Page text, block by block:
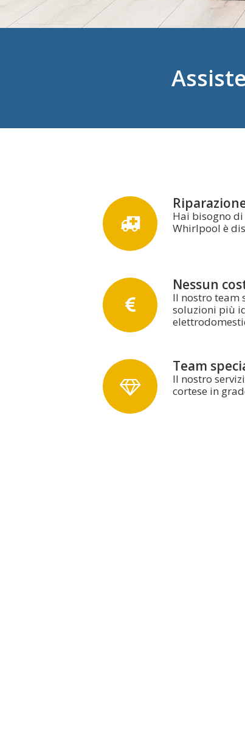
Hai bisogno
Whirlpool è
Nessun
Il nostro team
soluzioni più
Team
Il nostro
cortese in